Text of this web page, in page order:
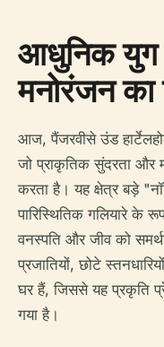
आधुनिक युग
मनोरंजन का
आज, पैंजरवीसे उंड
जो प्राकृतिक सुंदरता और
करता है। यह क्षेत्र बड़े
पारिस्थितिक गलियारे के
वनस्पति और जीव को
प्रजातियों, छोटे
घर हैं, जिससे यह प्रकृति
गया है।